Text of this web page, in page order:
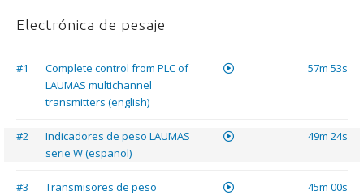
Electrónica de pesaje
#1
Complete control from PLC of
LAUMAS multichannel
transmitters (english)
57m 53s
#2
Indicadores de peso LAUMAS
serie W (español)
49m 24s
#3
Transmisores de peso
45m 00s